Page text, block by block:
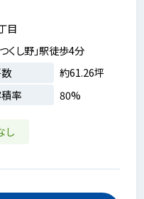
目
くし野」駅徒歩4分
約61.26坪
率 80%
し